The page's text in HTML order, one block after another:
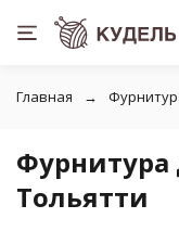
Главная
Тольятти